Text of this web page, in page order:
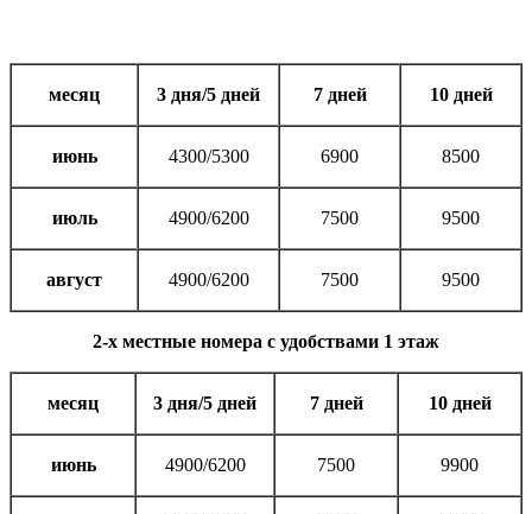
месяц 3 дня/5 дней 7 дней 10 дней
июнь 4300/5300 6900 8500
июль 4900/6200 7500 9500
август 4900/6200 7500 9500
2-х местные номера с удобствами 1 этаж
месяц 3 дня/5 дней 7 дней 10 дней
июнь 4900/6200 7500 9900